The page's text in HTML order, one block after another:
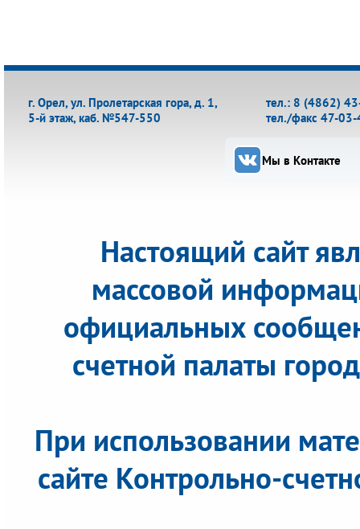
г. Орел, ул. Пролетарская гора, д. 1,
5-й этаж, каб. №547-550
тел.: 8 (4862)
тел./факс 47-
Мы в Контакте
Настоящий сайт
массовой
официальных
счетной палаты
При использовании
сайте Контрольно-